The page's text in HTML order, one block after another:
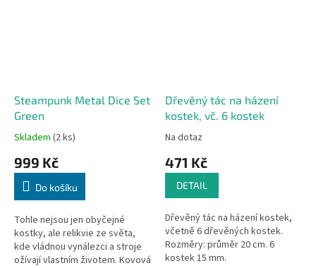
Steampunk Metal Dice Set
Green
Skladem (2 ks)
999 Kč
Do košíku
Tohle nejsou jen obyčejné
kostky, ale relikvie ze světa,
kde vládnou vynálezci a stroje
ožívají vlastním životem. Kovová
Dřevěný tác na házení
kostek, vč. 6 kostek
Na dotaz
471 Kč
DETAIL
Dřevěný tác na házení kostek,
včetně 6 dřevěných kostek.
Rozměry: průměr 20 cm. 6
kostek 15 mm.